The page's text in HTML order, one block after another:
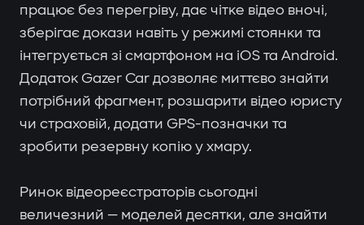
працює без перегріву, дає чітке відео вночі,
зберігає докази навіть у режимі стоянки та
інтегрується зі смартфоном на iOS та Android.
Додаток Gazer Car дозволяє миттєво знайти
потрібний фрагмент, розшарити відео юристу
чи страховій, додати GPS-позначки та
зробити резервну копію у хмару.
Ринок відеореєстраторів сьогодні
величезний — моделей десятки, але знайти